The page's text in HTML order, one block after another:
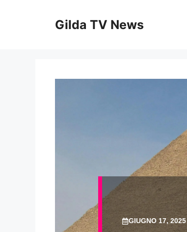
Gilda TV News
GIUGNO 17, 2025